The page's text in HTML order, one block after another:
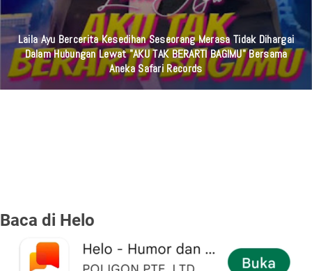
Duhai Jiwa, Tidak Cukupkah Kematian Sebagai Nasehat? Sebuah
Pengingat Untuk Kembali Pada Hakikat Hidup
Baca di Helo